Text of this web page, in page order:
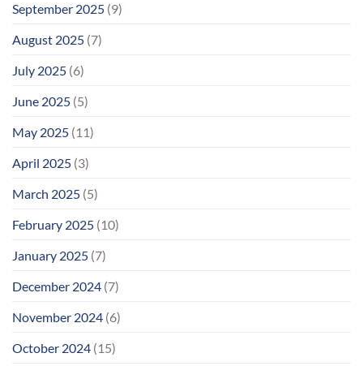
September 2025 (9)
August 2025 (7)
July 2025 (6)
June 2025 (5)
May 2025 (11)
April 2025 (3)
March 2025 (5)
February 2025 (10)
January 2025 (7)
December 2024 (7)
November 2024 (6)
October 2024 (15)